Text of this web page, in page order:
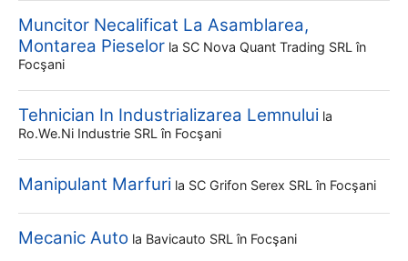
Muncitor Necalificat La Asamblarea,
Montarea Pieselor la SC Nova Quant Trading SRL în
Focşani
Tehnician In Industrializarea Lemnului la
Ro.we.ni Industrie SRL în Focşani
Manipulant Marfuri la SC Grifon Serex SRL în Focşani
Mecanic Auto la Bavicauto SRL în Focşani